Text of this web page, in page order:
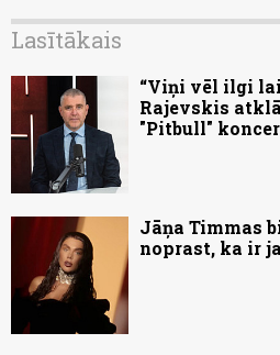
Lasītākais
“Viņi vēl ilgi
Rajevskis
"Pitbull"
Jāņa Timmas
noprast, ka ir